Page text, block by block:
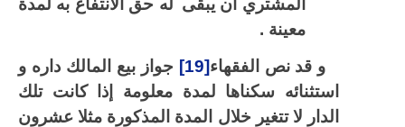
معينة .
و قد نص الفقهاء[19]جواز بيع المالك داره و
استثنائه سكناها لمدة معلومة إذا كانت تلك
الدار لا تتغير خلال المدة المذكورة مثلا عشرون